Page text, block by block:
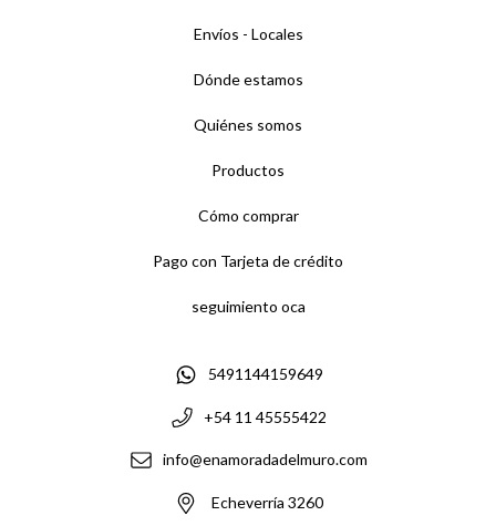
Envíos - Locales
Dónde estamos
Quiénes somos
Productos
Cómo comprar
Pago con Tarjeta de crédito
seguimiento oca
5491144159649
+54 11 45555422
info@enamoradadelmuro.com
Echeverría 3260